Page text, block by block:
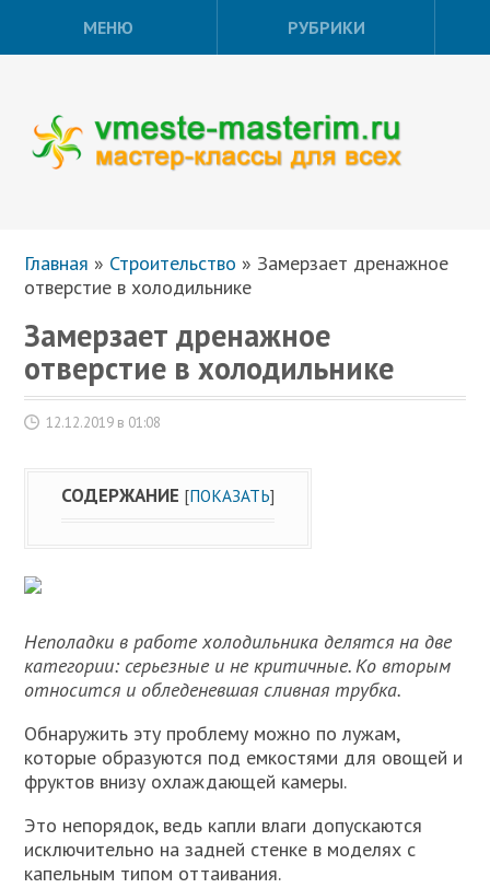
МЕНЮ РУБРИКИ
Главная » Строительство » Замерзает дренажное
отверстие в холодильнике
Замерзает дренажное
отверстие в холодильнике
12.12.2019 в 01:08
СОДЕРЖАНИЕ [ПОКАЗАТЬ]
Неполадки в работе холодильника делятся на две
категории: серьезные и не критичные. Ко вторым
относится и обледеневшая сливная трубка.
Обнаружить эту проблему можно по лужам,
которые образуются под емкостями для овощей и
фруктов внизу охлаждающей камеры.
Это непорядок, ведь капли влаги допускаются
исключительно на задней стенке в моделях с
капельным типом оттаивания.